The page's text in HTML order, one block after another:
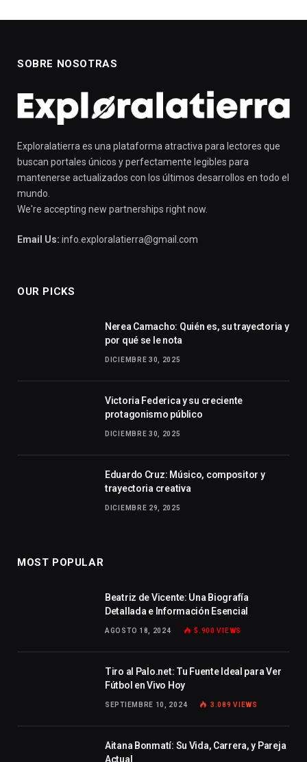
SOBRE NOSOTRAS
Exploralatierra es una plataforma atractiva para lectores que
buscan portales únicos y perfectamente legibles para
mantenerse actualizados con los últimos desarrollos en todo el
mundo.
We're accepting new partnerships right now.
Email Us: info.exploralatierra@gmail.com
OUR PICKS
Nerea Camacho: Quién es, su trayectoria y
por qué se le nota
DICIEMBRE 30, 2025
Victoria Federica y su creciente
protagonismo público
DICIEMBRE 30, 2025
Eduardo Cruz: Músico, compositor y
trayectoria creativa
DICIEMBRE 29, 2025
MOST POPULAR
Beatriz de Vicente: Una Biografía
Detallada e Información Esencial
AGOSTO 18, 2024 5.900VIEWS
Tiro al Palo.net: Tu Fuente Ideal para Ver
Fútbol en Vivo Hoy
SEPTIEMBRE 10, 2024 3.089VIEWS
Aitana Bonmatí: Su Vida, Carrera, y Pareja
Actual